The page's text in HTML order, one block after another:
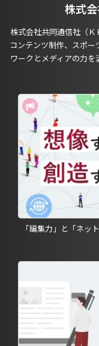
株式
株式会社共同通信社（
コンテンツ制作、スポ
ワークとメディアの力
「編集力」と「ネッ